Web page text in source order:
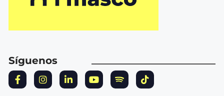
Síguenos